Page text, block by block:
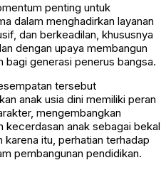
penting untuk
dalam menghadirkan layanan
dan berkeadilan, khususnya
dengan upaya membangun
generasi penerus bangsa.
tersebut
anak usia dini memiliki peran
mengembangkan
kecerdasan anak sebagai bekal
itu, perhatian terhadap
pembangunan pendidikan.